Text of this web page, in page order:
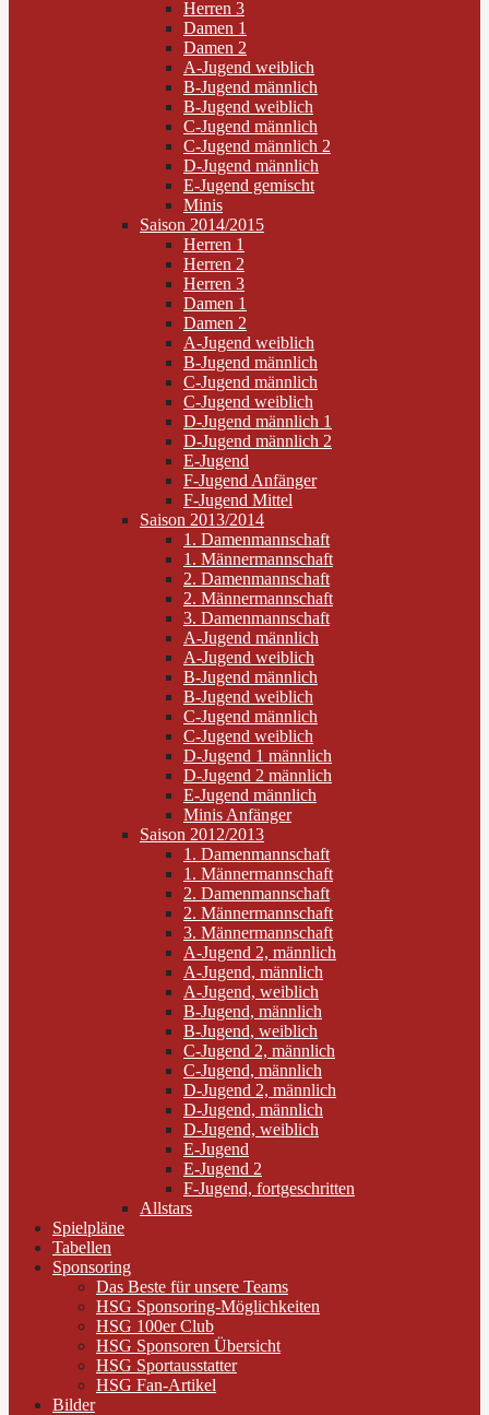
Herren 3
Damen 1
Damen 2
A-Jugend weiblich
B-Jugend männlich
B-Jugend weiblich
C-Jugend männlich
C-Jugend männlich 2
D-Jugend männlich
E-Jugend gemischt
Minis
Saison 2014/2015
Herren 1
Herren 2
Herren 3
Damen 1
Damen 2
A-Jugend weiblich
B-Jugend männlich
C-Jugend männlich
C-Jugend weiblich
D-Jugend männlich 1
D-Jugend männlich 2
E-Jugend
F-Jugend Anfänger
F-Jugend Mittel
Saison 2013/2014
1. Damenmannschaft
1. Männermannschaft
2. Damenmannschaft
2. Männermannschaft
3. Damenmannschaft
A-Jugend männlich
A-Jugend weiblich
B-Jugend männlich
B-Jugend weiblich
C-Jugend männlich
C-Jugend weiblich
D-Jugend 1 männlich
D-Jugend 2 männlich
E-Jugend männlich
Minis Anfänger
Saison 2012/2013
1. Damenmannschaft
1. Männermannschaft
2. Damenmannschaft
2. Männermannschaft
3. Männermannschaft
A-Jugend 2, männlich
A-Jugend, männlich
A-Jugend, weiblich
B-Jugend, männlich
B-Jugend, weiblich
C-Jugend 2, männlich
C-Jugend, männlich
D-Jugend 2, männlich
D-Jugend, männlich
D-Jugend, weiblich
E-Jugend
E-Jugend 2
F-Jugend, fortgeschritten
Allstars
Spielpläne
Tabellen
Sponsoring
Das Beste für unsere Teams
HSG Sponsoring-Möglichkeiten
HSG 100er Club
HSG Sponsoren Übersicht
HSG Sportausstatter
HSG Fan-Artikel
Bilder